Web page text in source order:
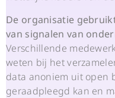
De organisatie
van signalen van
Verschillende
weten bij het
data anoniem uit open
geraadpleegd kan en